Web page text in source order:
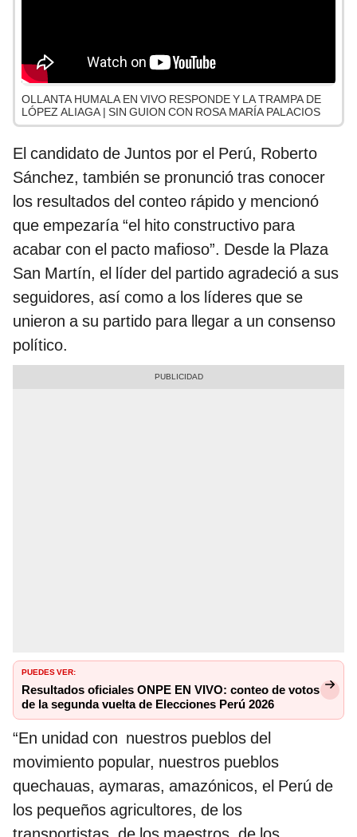
OLLANTA HUMALA EN VIVO RESPONDE Y LA TRAMPA DE
LÓPEZ ALIAGA | SIN GUION CON ROSA MARÍA PALACIOS
El candidato de Juntos por el Perú, Roberto
Sánchez, también se pronunció tras conocer
los resultados del conteo rápido y mencionó
que empezaría “el hito constructivo para
acabar con el pacto mafioso”. Desde la Plaza
San Martín, el líder del partido agradeció a sus
seguidores, así como a los líderes que se
unieron a su partido para llegar a un consenso
político.
PUEDES VER:
Resultados oficiales ONPE EN VIVO: conteo de votos
de la segunda vuelta de Elecciones Perú 2026
“En unidad con nuestros pueblos del
movimiento popular, nuestros pueblos
quechauas, aymaras, amazónicos, el Perú de
los pequeños agricultores, de los